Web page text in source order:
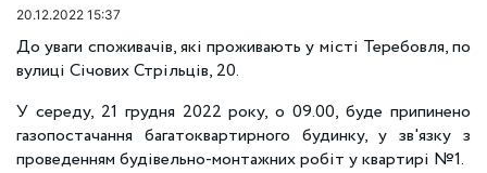
20.12.2022 15:37
До уваги споживачів, які проживають у місті Теребовля, по
вулиці Січових Стрільців, 20.
У середу, 21 грудня 2022 року, о 09.00, буде припинено
газопостачання багатоквартирного будинку, у зв'язку з
проведенням будівельно-монтажних робіт у квартирі №1.